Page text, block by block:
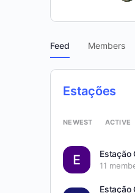
Feed Members
Estações
NEWEST ACTIVE
Estação
11
Estação